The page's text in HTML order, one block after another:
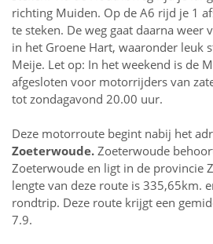
richting Muiden. Op de A6 rijd je 1
te steken. De weg gaat daarna weer
in het Groene Hart, waaronder leuk
Meije. Let op: In het weekend is de
afgesloten voor motorrijders van
tot zondagavond 20.00 uur.
Deze motorroute begint nabij het
Zoeterwoude. Zoeterwoude
Zoeterwoude en ligt in de provincie
lengte van deze route is 335,65km.
rondtrip. Deze route krijgt een
7.9.